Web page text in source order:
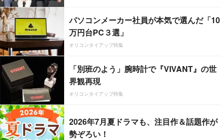
パソコンメーカー社員が本気で選んだ「10
万円台PC３選」
オリコンタイアップ特集
「別班のよう」腕時計で『VIVANT』の世
界観再現
オリコンタイアップ特集
2026年7月夏ドラマも、注目作＆話題作が
勢ぞろい！